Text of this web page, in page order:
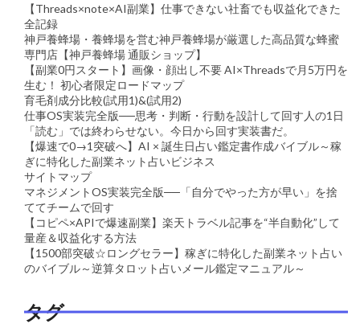
【Threads×note×AI副業】仕事できない社畜でも収益化できた
全記録
神戸養蜂場・養蜂場を営む神戸養蜂場が厳選した高品質な蜂蜜
専門店【神戸養蜂場 通販ショップ】
【副業0円スタート】画像・顔出し不要 AI×Threadsで月5万円を
生む！ 初心者限定ロードマップ
育毛剤成分比較(試用1)&(試用2)
仕事OS実装完全版──思考・判断・行動を設計して回す人の1日
「読む」では終わらせない。今日から回す実装書だ。
【爆速で0→1突破へ】AI × 誕生日占い鑑定書作成バイブル～稼
ぎに特化した副業ネット占いビジネス
サイトマップ
マネジメントOS実装完全版──「自分でやった方が早い」を捨
ててチームで回す
【コピペ×APIで爆速副業】楽天トラベル記事を“半自動化”して
量産＆収益化する方法
【1500部突破☆ロングセラー】稼ぎに特化した副業ネット占い
のバイブル～逆算タロット占いメール鑑定マニュアル～
タグ